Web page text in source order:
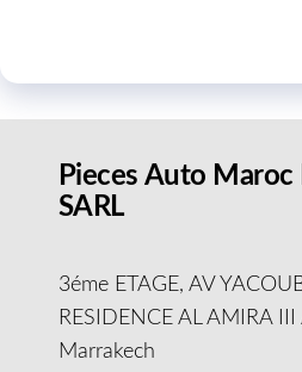
Pieces Auto Maroc
SARL
3éme ETAGE, AV
RESIDENCE AL AMIRA III
Marrakech